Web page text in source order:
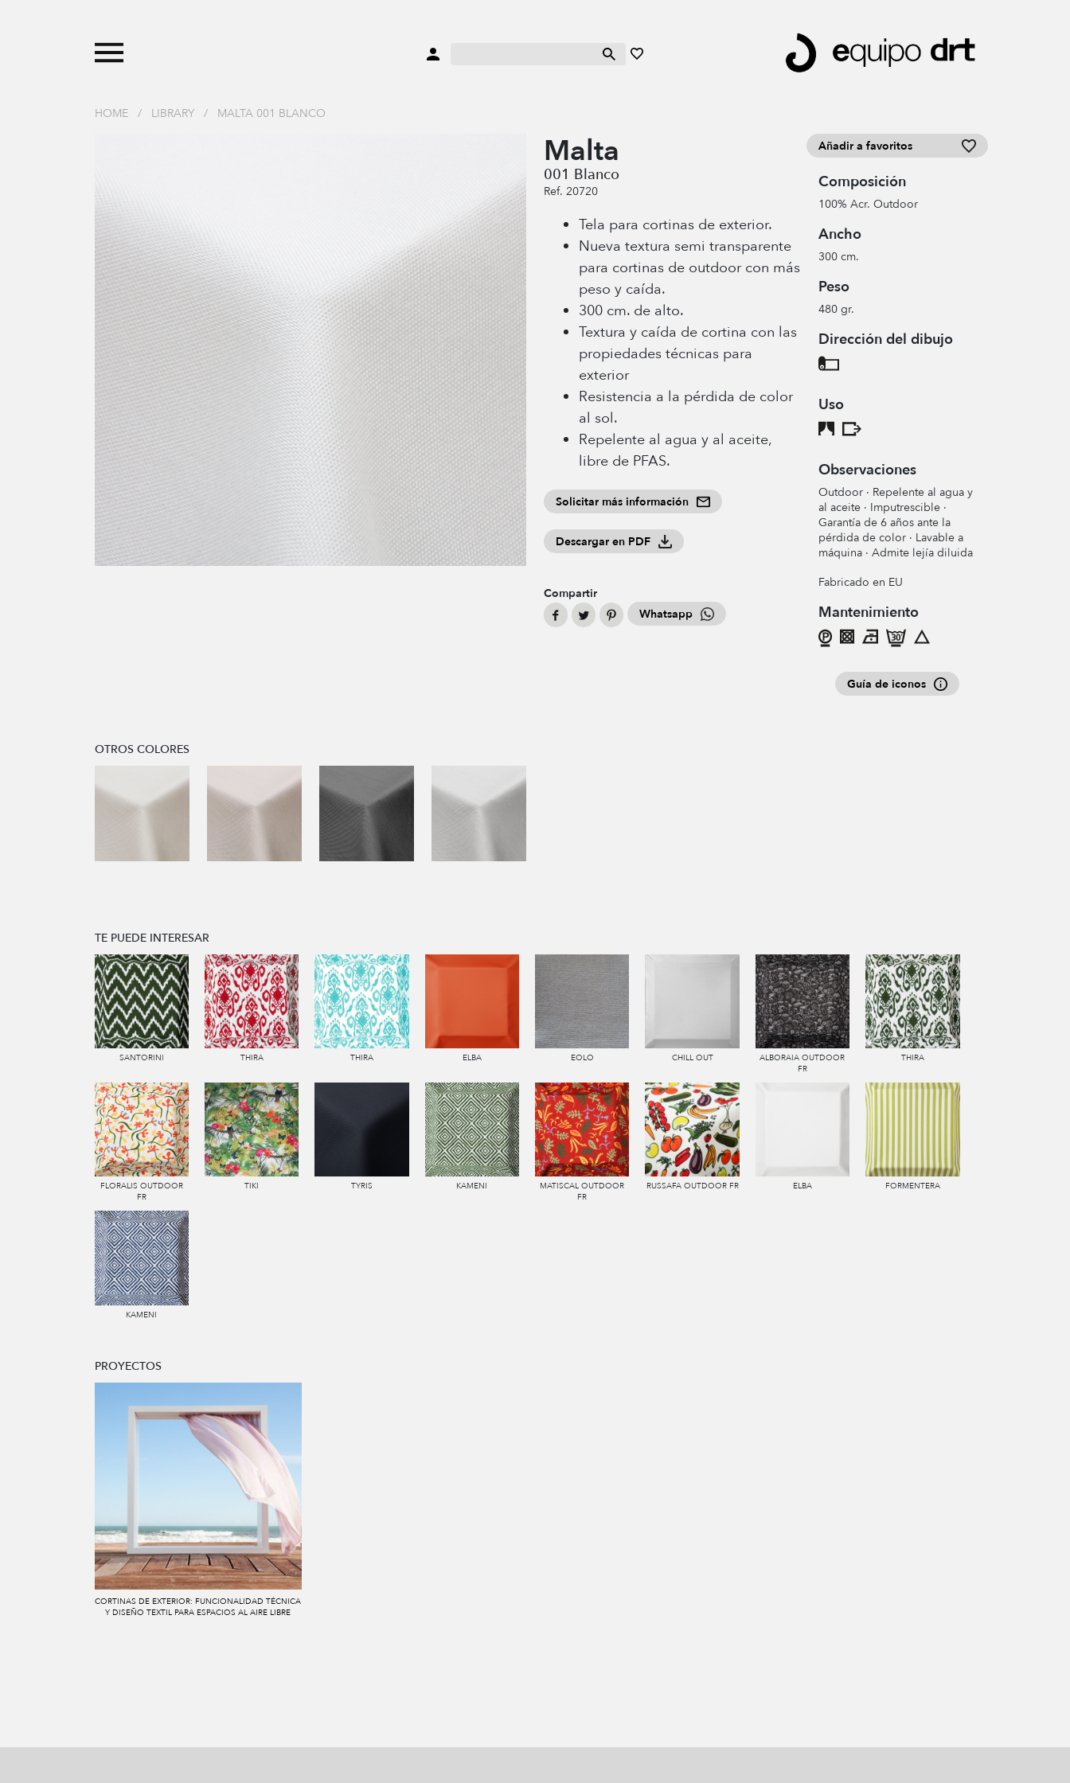
HOME / LIBRARY / MALTA 001 BLANCO
Malta
001 Blanco
Ref. 20720
Tela para cortinas de exterior.
Nueva textura semi transparente
para cortinas de outdoor con más
peso y caída.
300 cm. de alto.
Textura y caída de cortina con las
propiedades técnicas para
exterior
Resistencia a la pérdida de color
al sol.
Repelente al agua y al aceite,
libre de PFAS.
Solicitar más información
Descargar en PDF
Compartir
Whatsapp
Añadir a favoritos
Composición
100% Acr. Outdoor
Ancho
300 cm.
Peso
480 gr.
Dirección del dibujo
Uso
Observaciones
Outdoor · Repelente al agua y
al aceite · Imputrescible ·
Garantía de 6 años ante la
pérdida de color · Lavable a
máquina · Admite lejía diluida
Fabricado en EU
Mantenimiento
Guía de iconos
OTROS COLORES
TE PUEDE INTERESAR
SANTORINI THIRA THIRA ELBA EOLO CHILL OUT
ALBORAIA OUTDOOR
FR
THIRA
FLORALIS OUTDOOR
FR
TIKI TYRIS KAMENI
MATISCAL OUTDOOR
FR
RUSSAFA OUTDOOR FR ELBA FORMENTERA
KAMENI
PROYECTOS
CORTINAS DE EXTERIOR: FUNCIONALIDAD TÉCNICA
Y DISEÑO TEXTIL PARA ESPACIOS AL AIRE LIBRE